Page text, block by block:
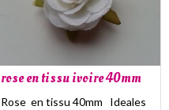
rose en tissu ivoire 40mm
Rose en tissu 40mm Ideales